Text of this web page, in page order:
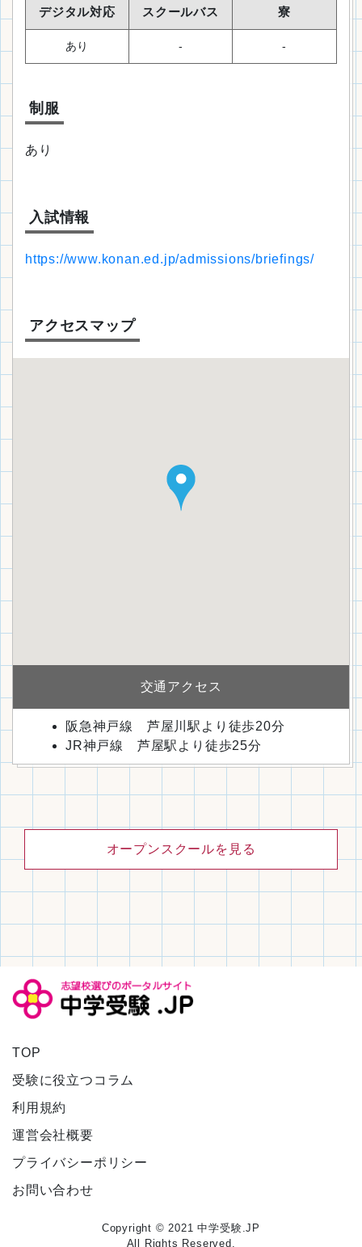
デジタル対応 スクールバス 寮
あり - -
制服
あり
入試情報
https://www.konan.ed.jp/admissions/briefings/
アクセスマップ
交通アクセス
阪急神戸線 芦屋川駅より徒歩20分
JR神戸線 芦屋駅より徒歩25分
オープンスクールを見る
TOP
受験に役立つコラム
利用規約
運営会社概要
プライバシーポリシー
お問い合わせ
Copyright © 2021 中学受験.JP
All Rights Reserved.